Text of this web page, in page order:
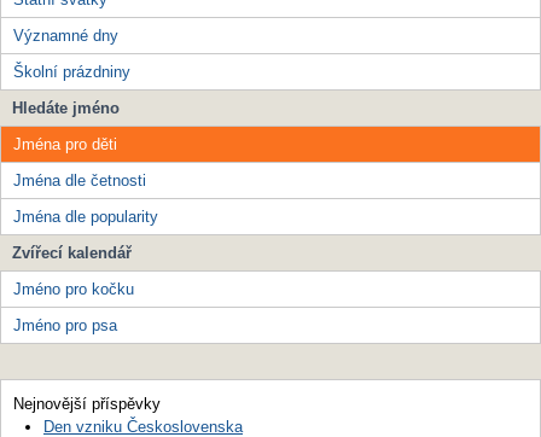
Významné dny
Školní prázdniny
Hledáte jméno
Jména pro děti
Jména dle četnosti
Jména dle popularity
Zvířecí kalendář
Jméno pro kočku
Jméno pro psa
Nejnovější příspěvky
Den vzniku Československa